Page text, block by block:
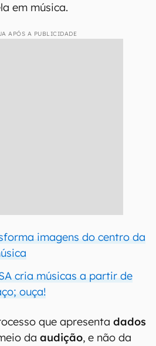
em música.
APÓS A PUBLICIDADE
imagens do centro da
cria músicas a partir de
ouça!
que apresenta dados
da audição, e não da